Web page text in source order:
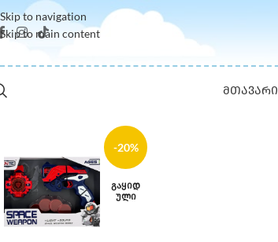
Skip to navigation
Skip to main content
ᲛᲗᲐᲕᲐᲠᲘ
-20%
ᲒᲐᲧᲘᲓ
ᲣᲚᲘ